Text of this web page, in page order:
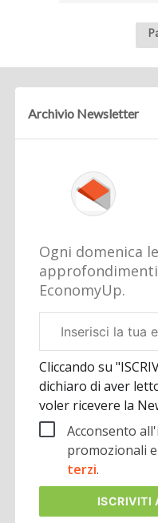
Archivio Newsletter
Ogni domenica
EconomyUp.
aziendale
Cliccando su
dichiaro di aver
voler ricevere la
Acconsento
promozionali
terzi.
ISCRIVITI